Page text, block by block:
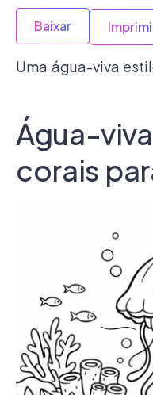
Baixar
Uma água-viva
Água-
corais